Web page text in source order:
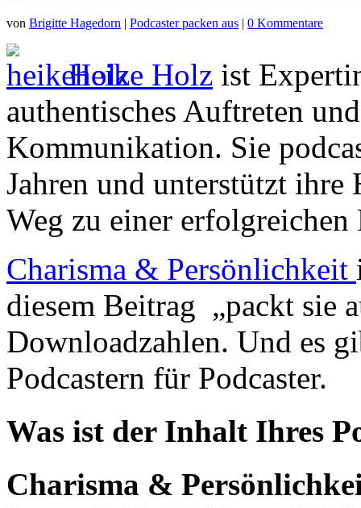
von Brigitte Hagedorn | Podcaster packen aus | 0 Kommentare
Heike Holz ist
authentisches Auftreten
Kommunikation. Sie
Jahren und unterstützt
Weg zu einer
Charisma & Persönlichkeit
diesem Beitrag „packt sie
Downloadzahlen. Und es
Podcastern für Podcaster.
Was ist der Inhalt Ihres
Charisma &